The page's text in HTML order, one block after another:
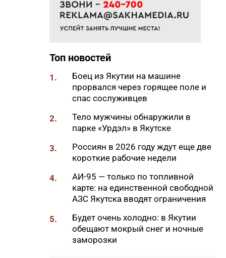
раскрыли кражу
инструментов из гаража
новый уровень жизни в
Якутске
Названы районы Якутии, где
клещи кусали чаще всего этим
летом
Россиянам назвали факторы,
которые могут снизить
будущую пенсию
11:00
«Моя новая семья»: Тургун и
Сайнаара ищут родителей
Школьники из Якутии
отправились на Северный
полюс с экспедицией
Росатома
Топ новостей
1.
Боец из Якутии на машине
прорвался через горящее поле и
спас сослуживцев
2.
Тело мужчины обнаружили в
парке «Урдэл» в Якутске
3.
Россиян в 2026 году ждут еще две
короткие рабочие недели
4.
АИ-95 — только по топливной
карте: на единственной свободной
АЗС Якутска вводят ограничения
5.
Будет очень холодно: в Якутии
обещают мокрый снег и ночные
заморозки